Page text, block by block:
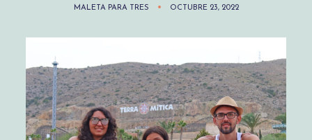
MALETA PARA TRES OCTUBRE 23, 2022